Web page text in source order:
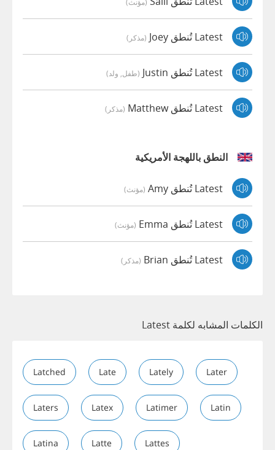
Latest تُنطق Joey (مذكر)
Latest تُنطق Justin (طفل, ولد)
Latest تُنطق Matthew (مذكر)
النطق باللهجة الأمريكية
Latest تُنطق Amy (مؤنث)
Latest تُنطق Emma (مؤنث)
Latest تُنطق Brian (مذكر)
الكلمات المشابه لكلمة Latest
Latched Late Lately Later
Laters Latex Latimer Latin
Latina Latte Lattes